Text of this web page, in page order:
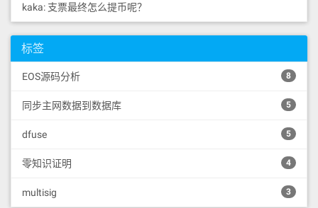
kaka: 支票最终怎么提币呢？
标签
EOS源码分析 8
同步主网数据到数据库 5
dfuse 5
零知识证明 4
multisig 3